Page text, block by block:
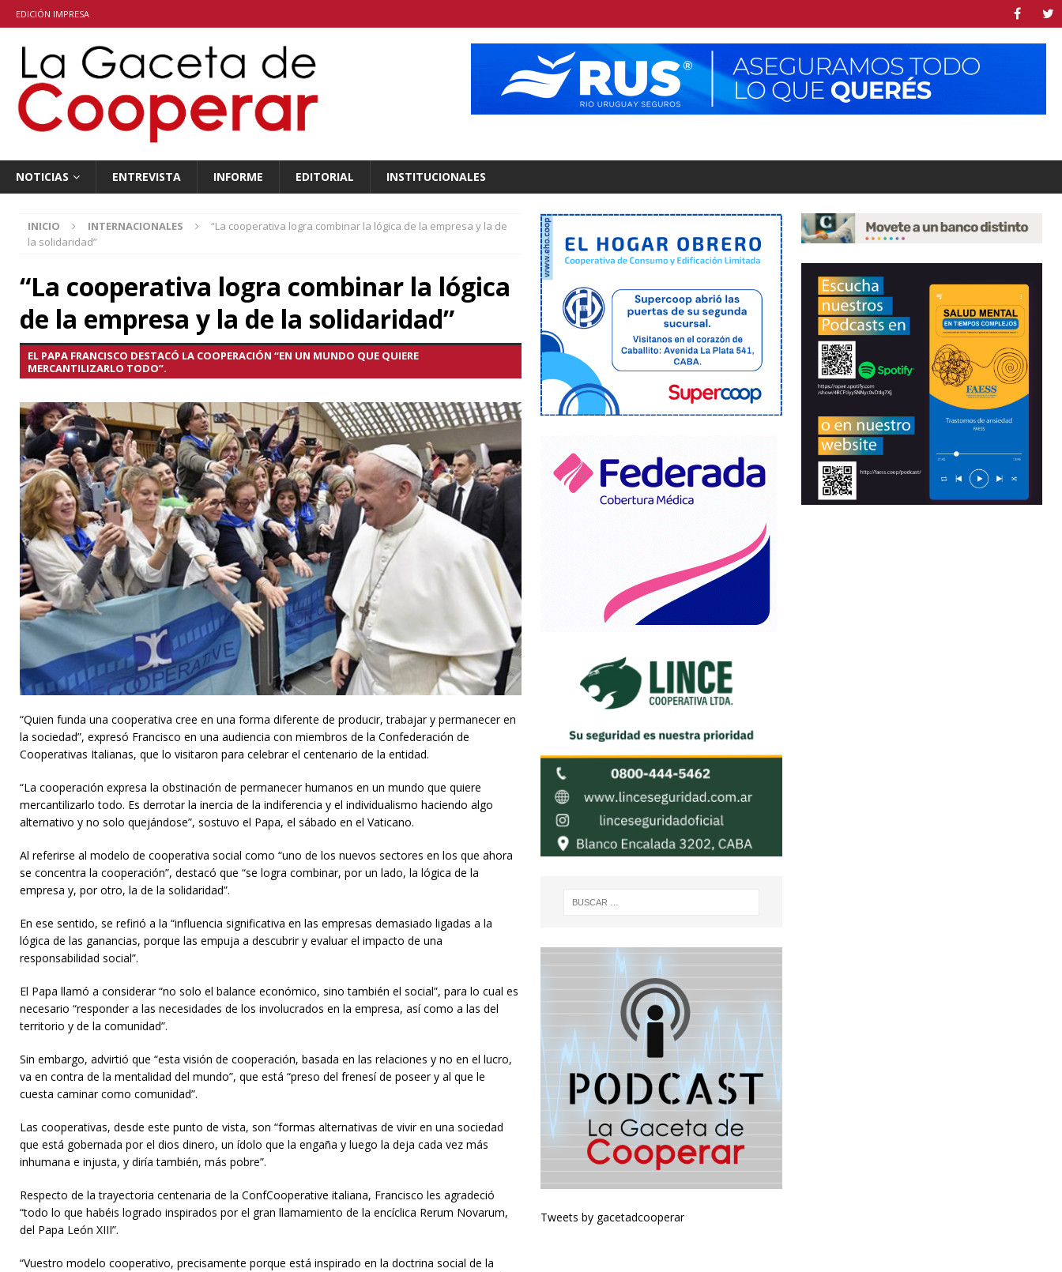
EDICIÓN IMPRESA
NOTICIAS ENTREVISTA INFORME EDITORIAL INSTITUCIONALES
INICIO INTERNACIONALES
“La cooperativa logra combinar la lógica de la empresa y la de
la solidaridad”
“La cooperativa logra combinar la lógica
de la empresa y la de la solidaridad”
EL PAPA FRANCISCO DESTACÓ LA COOPERACIÓN “EN UN MUNDO QUE QUIERE
MERCANTILIZARLO TODO”.
“Quien funda una cooperativa cree en una forma diferente de producir, trabajar y permanecer en
la sociedad”, expresó Francisco en una audiencia con miembros de la Confederación de
Cooperativas Italianas, que lo visitaron para celebrar el centenario de la entidad.
“La cooperación expresa la obstinación de permanecer humanos en un mundo que quiere
mercantilizarlo todo. Es derrotar la inercia de la indiferencia y el individualismo haciendo algo
alternativo y no solo quejándose”, sostuvo el Papa, el sábado en el Vaticano.
Al referirse al modelo de cooperativa social como “uno de los nuevos sectores en los que ahora
se concentra la cooperación”, destacó que “se logra combinar, por un lado, la lógica de la
empresa y, por otro, la de la solidaridad”.
En ese sentido, se refirió a la “influencia significativa en las empresas demasiado ligadas a la
lógica de las ganancias, porque las empuja a descubrir y evaluar el impacto de una
responsabilidad social”.
El Papa llamó a considerar “no solo el balance económico, sino también el social”, para lo cual es
necesario “responder a las necesidades de los involucrados en la empresa, así como a las del
territorio y de la comunidad”.
Sin embargo, advirtió que “esta visión de cooperación, basada en las relaciones y no en el lucro,
va en contra de la mentalidad del mundo”, que está “preso del frenesí de poseer y al que le
cuesta caminar como comunidad”.
Las cooperativas, desde este punto de vista, son “formas alternativas de vivir en una sociedad
que está gobernada por el dios dinero, un ídolo que la engaña y luego la deja cada vez más
inhumana e injusta, y diría también, más pobre”.
Respecto de la trayectoria centenaria de la ConfCooperative italiana, Francisco les agradeció
“todo lo que habéis logrado inspirados por el gran llamamiento de la encíclica Rerum Novarum,
del Papa León XIII”.
“Vuestro modelo cooperativo, precisamente porque está inspirado en la doctrina social de la
Tweets by gacetadcooperar